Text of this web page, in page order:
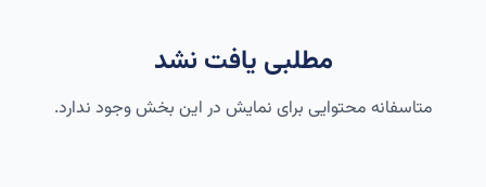
مطلبی یافت نشد
متاسفانه محتوایی برای نمایش در این بخش وجود ندارد.